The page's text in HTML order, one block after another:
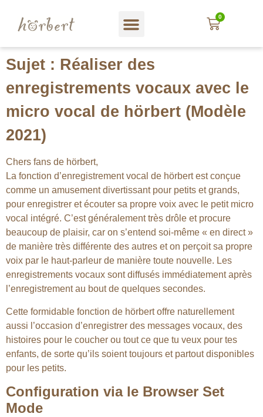
0
Sujet : Réaliser des
enregistrements vocaux avec le
micro vocal de hörbert (Modèle
2021)
Chers fans de hörbert,
La fonction d’enregistrement vocal de hörbert est conçue
comme un amusement divertissant pour petits et grands,
pour enregistrer et écouter sa propre voix avec le petit micro
vocal intégré. C’est généralement très drôle et procure
beaucoup de plaisir, car on s’entend soi-même « en direct »
de manière très différente des autres et on perçoit sa propre
voix par le haut-parleur de manière toute nouvelle. Les
enregistrements vocaux sont diffusés immédiatement après
l’enregistrement au bout de quelques secondes.
Cette formidable fonction de hörbert offre naturellement
aussi l’occasion d’enregistrer des messages vocaux, des
histoires pour le coucher ou tout ce que tu veux pour tes
enfants, de sorte qu’ils soient toujours et partout disponibles
pour les petits.
Configuration via le Browser Set
Mode